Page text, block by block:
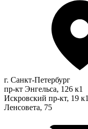
г. Санкт-Петербург
пр-кт Энгельса, 126 к1
Искровский пр-кт, 19 к1
Ленсовета, 75